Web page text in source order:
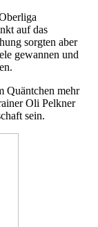
auf das
sorgten aber
gewannen und
Quäntchen mehr
Oli Pelkner
sein.